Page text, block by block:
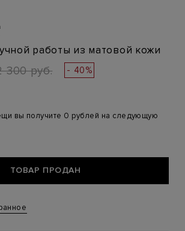
работы из матовой кожи
300 руб. - 40%
вы получите 0 рублей на следующую
ТОВАР ПРОДАН